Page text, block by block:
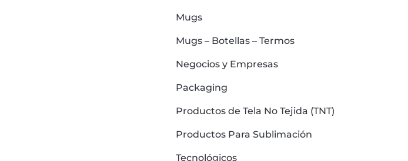
Mugs
Mugs – Botellas – Termos
Negocios y Empresas
Packaging
Productos de Tela No Tejida (TNT)
Productos Para Sublimación
Tecnológicos